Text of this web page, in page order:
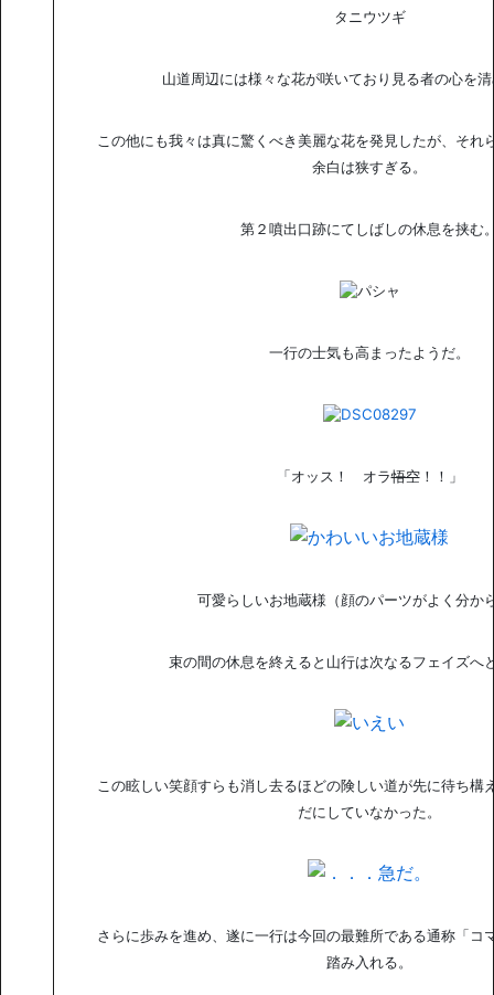
タニウツギ
山道周辺には様々な花が咲いており見る者の心を
この他にも我々は真に驚くべき美麗な花を発見したが、それ
余白は狭すぎる。
第２噴出口跡にてしばしの休息を挟む
一行の士気も高まったようだ。
「オッス！ オラ悟空！！」
可愛らしいお地蔵様（顔のパーツがよく分か
束の間の休息を終えると山行は次なるフェイズへ
この眩しい笑顔すらも消し去るほどの険しい道が先に待ち構
だにしていなかった。
さらに歩みを進め、遂に一行は今回の最難所である通称「コ
踏み入れる。